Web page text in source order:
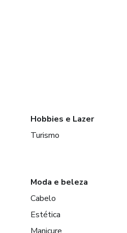
Hobbies e Lazer
Turismo
Moda e beleza
Cabelo
Estética